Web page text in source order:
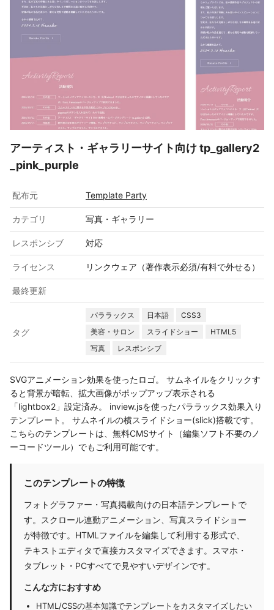
アーティスト・ギャラリーサイト向け tp_gallery2
_pink_purple
配布元 Template Party
カテゴリ 写真・ギャラリー
レスポンシブ 対応
ライセンス リンクウェア（著作表示必須/有料で外せる）
最終更新
タグ
パララックス 日本語
CSS3
美容・サロン
スライドショー
HTML5
写真
レスポンシブ
SVGアニメーション効果を使ったロゴ。 サムネイルをクリックす
ると背景が暗転、拡大画像がポップアップ表示される
「lightbox2」設定済み。 inview.jsを使ったパララックス効果入り
テンプレート。 サムネイルの横スライドショー(slick)搭載です。
こちらのテンプレートは、無料CMSサイト（編集ソフト不要のノ
ーコードツール）でもご利用可能です。
このテンプレートの特徴
フォトグラファー・写真掲載向けの日本語テンプレートで
す。スクロール連動アニメーション、写真スライドショー
が特徴です。HTMLファイルを編集して利用する形式で、
テキストエディタで直接カスタマイズできます。スマホ・
タブレット・PCすべてで見やすいデザインです。
こんな方におすすめ
HTML/CSSの基本知識でテンプレートをカスタマイズしたい